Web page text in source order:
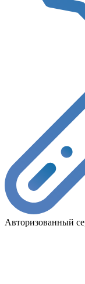
Авторизованный